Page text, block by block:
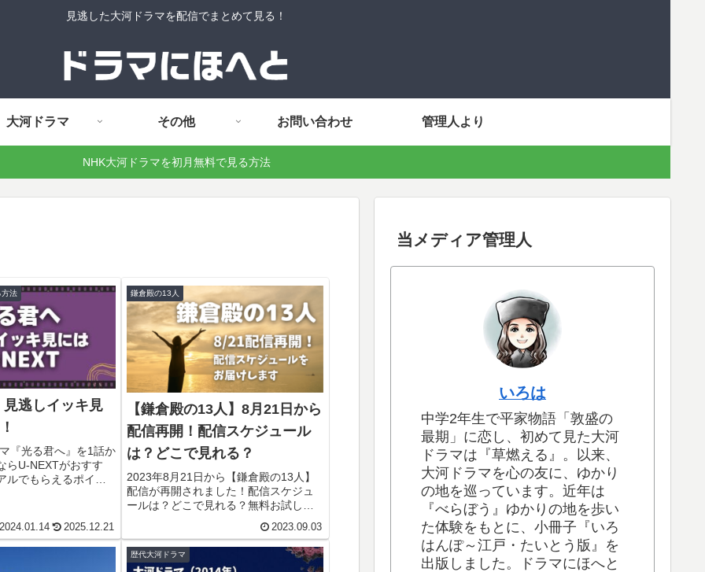
見逃した大河ドラマを配信でまとめて見る！
大河ドラマ その他 お問い合わせ 管理人より
NHK大河ドラマを初月無料で見る方法
方法
逃しイッキ見
『光る君へ』を1話か
らU-NEXTがおすす
ルでもらえるポイン
2024.01.14 2025.12.21
鎌倉殿の13人
【鎌倉殿の13人】8月21日から
配信再開！配信スケジュール
は？どこで見れる？
2023年8月21日から【鎌倉殿の13人】
配信が再開されました！配信スケジュ
ールは？どこで見れる？無料お試し情
報。あらすじや関連情報をまとめまし
た。「鎌倉殿の13人」見逃しイッキ見
にはU-NEXTでNHKオンデマンドがおス
スメです。
2023.09.03
歴代大河ドラマ
当メディア管理人
いろは
中学2年生で平家物語「敦盛の
最期」に恋し、初めて見た大河
ドラマは『草燃える』。以来、
大河ドラマを心の友に、ゆかり
の地を巡っています。近年は
『べらぼう』ゆかりの地を歩い
た体験をもとに、小冊子『いろ
はんぽ～江戸・たいとう版』を
出版しました。ドラマにほへと